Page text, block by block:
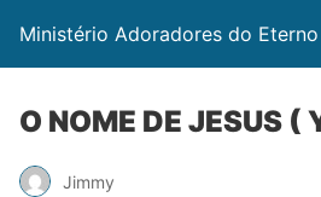
Ministério Adoradores do Eterno
O NOME DE JESUS (
Jimmy